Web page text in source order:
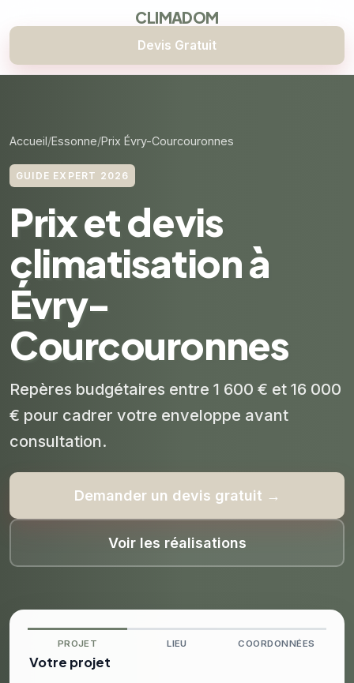
CLIMADOM
Devis Gratuit
Accueil Essonne Prix Évry-Courcouronnes
GUIDE EXPERT 2026
Prix et devis
climatisation à
Évry-
Courcouronnes
Repères budgétaires entre 1 600 € et 16 000
€ pour cadrer votre enveloppe avant
consultation.
Demander un devis gratuit →
Voir les réalisations
PROJET LIEU COORDONNÉES
Votre projet